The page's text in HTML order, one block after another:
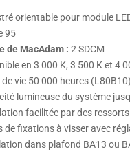
orientable pour module
95
de MacAdam : 2 SDCM
en 3 000 K, 3 500 K et 4
de vie 50 000 heures (L80B10)
lumineuse du système
facilitée par des
de fixations à visser avec
dans plafond BA13 ou